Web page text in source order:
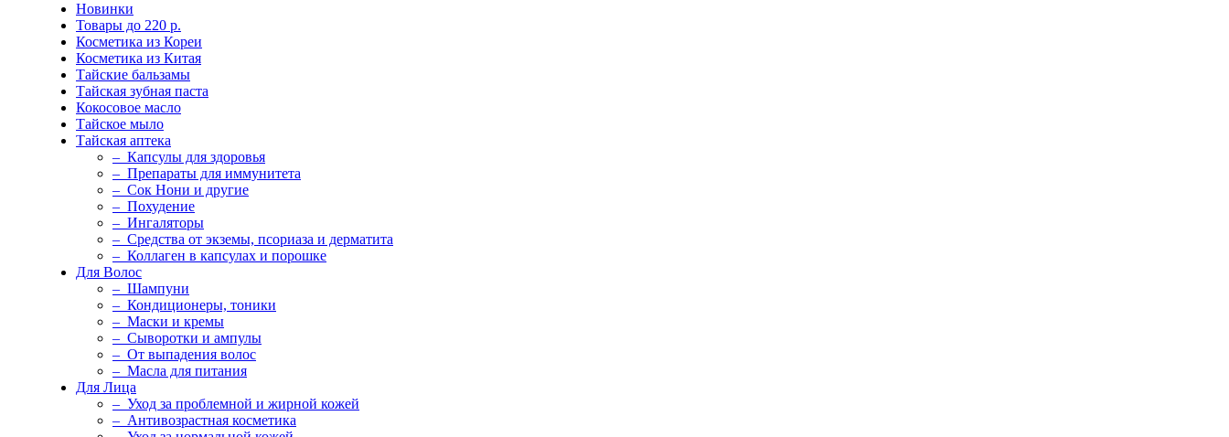
Новинки
Товары до 220 р.
Косметика из Кореи
Косметика из Китая
Тайские бальзамы
Тайская зубная паста
Кокосовое масло
Тайское мыло
Тайская аптека
– Капсулы для здоровья
– Препараты для иммунитета
– Сок Нони и другие
– Похудение
– Ингаляторы
– Средства от экземы, псориаза и дерматита
– Коллаген в капсулах и порошке
Для Волос
– Шампуни
– Кондиционеры, тоники
– Маски и кремы
– Сыворотки и ампулы
– От выпадения волос
– Масла для питания
Для Лица
– Уход за проблемной и жирной кожей
– Антивозрастная косметика